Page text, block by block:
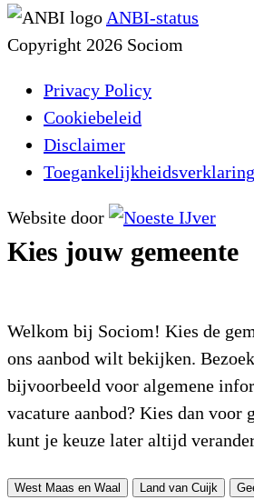
ANBI-status
Copyright 2026 Sociom
Privacy Policy
Cookiebeleid
Disclaimer
Toegankelijkheidsverklaring
Website door
Kies jouw gemeente
Welkom bij Sociom! Kies de
ons aanbod wilt bekijken.
bijvoorbeeld voor algemene
vacature aanbod? Kies dan voor
kunt je keuze later altijd
West Maas en Waal Land van Cuijk